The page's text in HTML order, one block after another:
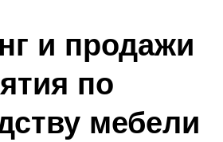
и продажи
по
мебели